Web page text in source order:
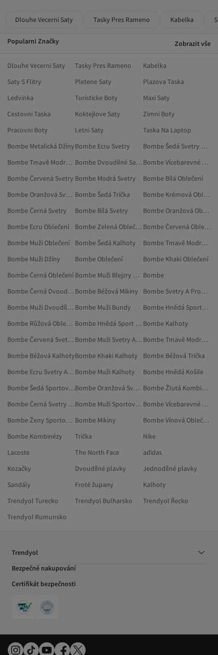
Dlouhe Vecerni Saty Tasky Pres Rameno Kabelka
Popularni Značky Zobrazit vše
Dlouhe Vecerni Saty Tasky Pres Rameno
Kabelka
Saty S Flitry
Pletene Saty
Plazova Taska
Ledvinka
Turisticke Boty
Maxi Saty
Cestovni Taska
Koktejlove Saty
Zimni Boty
Pracovni Boty
Letni Saty
Taska Na Laptop
Bombe Metalická DžínyBombe Ecru Svetry
Bombe Šedá Svetry A Propínací Svetry
Bombe Tmavě Modrá Svetry
Bombe Dvoudílné Sady
Bombe Vícebarevné Oblečení
Bombe Červená Svetry Bombe Modrá Svetry
Bombe Bílá Oblečení
Bombe Oranžová Svetry Bombe Šedá Trička
Bombe Krémová Oblečení
Bombe Černá Svetry
Bombe Bílá Svetry
Bombe Oranžová Oblečení
Bombe Ecru Oblečení
Bombe Zelená Oblečení
Bombe Červená Oblečení
Bombe Muži Oblečení
Bombe Šedá Kalhoty
Bombe Tmavě Modrá Oblečení
Bombe Muži Džíny
Bombe Oblečení
Bombe Khaki Oblečení
Bombe Černá Oblečení
Bombe Muži Blejzry A Vesty Bombe
Bombe Černá Dvoudílné Sady Bombe Béžová Mikiny
Bombe Svetry A Propínací Svetry
Bombe Muži Dvoudílné Sady Bombe Muži Bundy
Bombe Hnědá Sportovní Oblečení
Bombe Růžová Oblečení
Bombe Hnědá Sport A Příroda Bombe Kalhoty
Bombe Červená Svetry A Propínací Svetry
Bombe Muži Svetry A Propínací Svetry
Bombe Tmavě Modrá Svetry A Propínací Svetry
Bombe Béžová KalhotyBombe Khaki Kalhoty
Bombe Béžová Trička
Bombe Ecru Svetry A Propínací Svetry Bombe Muži Kalhoty
Bombe Hnědá Košile
Bombe Šedá Sportovní Oblečení
Bombe Oranžová Svetry A Propínací Svetry
Bombe Žlutá Kombinézy
Bombe Černá Svetry A Propínací Svetry
Bombe Muži Sportovní Oblečení
Bombe Vícebarevné Blejzry A Vesty
Bombe Ženy Sportovní Oblečení Bombe Mikiny
Bombe Vínová Oblečení
Bombe Kombinézy
Trička
Nike
Lacoste
The North Face
adidas
Kozačky
Dvoudílné plavky
Jednodílné plavky
Sandály
Froté župany
Kalhoty
Trendyol Turecko
Trendyol Bulharsko
Trendyol Řecko
Trendyol Rumunsko
Trendyol
Bezpečné nakupování
Certifikát bezpečnosti